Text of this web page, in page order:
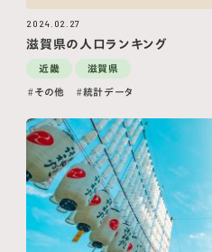
2024.02.27
滋賀県の人口ランキング
近畿 滋賀県
その他 統計データ